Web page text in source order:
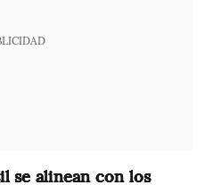
se alinean con los